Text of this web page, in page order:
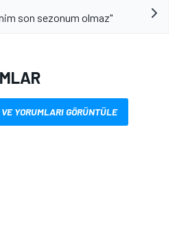
son sezonum olmaz"
YORUMLARI GÖRÜNTÜLE